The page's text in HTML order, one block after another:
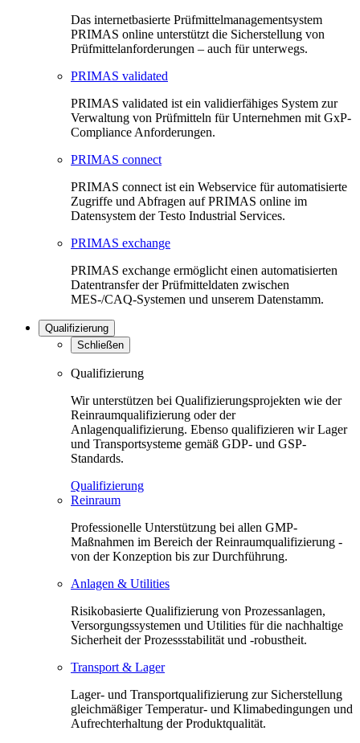
Das internetbasierte Prüfmittelmanagementsystem
PRIMAS online unterstützt die Sicherstellung von
Prüfmittelanforderungen – auch für unterwegs.
PRIMAS validated
PRIMAS validated ist ein validierfähiges System zur
Verwaltung von Prüfmitteln für Unternehmen mit GxP-
Compliance Anforderungen.
PRIMAS connect
PRIMAS connect ist ein Webservice für automatisierte
Zugriffe und Abfragen auf PRIMAS online im
Datensystem der Testo Industrial Services.
PRIMAS exchange
PRIMAS exchange ermöglicht einen automatisierten
Datentransfer der Prüfmitteldaten zwischen
MES-/CAQ-Systemen und unserem Datenstamm.
Qualifizierung
Schließen
Qualifizierung
Wir unterstützen bei Qualifizierungsprojekten wie der
Reinraumqualifizierung oder der
Anlagenqualifizierung. Ebenso qualifizieren wir Lager
und Transportsysteme gemäß GDP- und GSP-
Standards.
Qualifizierung
Reinraum
Professionelle Unterstützung bei allen GMP-
Maßnahmen im Bereich der Reinraumqualifizierung -
von der Konzeption bis zur Durchführung.
Anlagen & Utilities
Risikobasierte Qualifizierung von Prozessanlagen,
Versorgungssystemen und Utilities für die nachhaltige
Sicherheit der Prozessstabilität und -robustheit.
Transport & Lager
Lager- und Transportqualifizierung zur Sicherstellung
gleichmäßiger Temperatur- und Klimabedingungen und
Aufrechterhaltung der Produktqualität.